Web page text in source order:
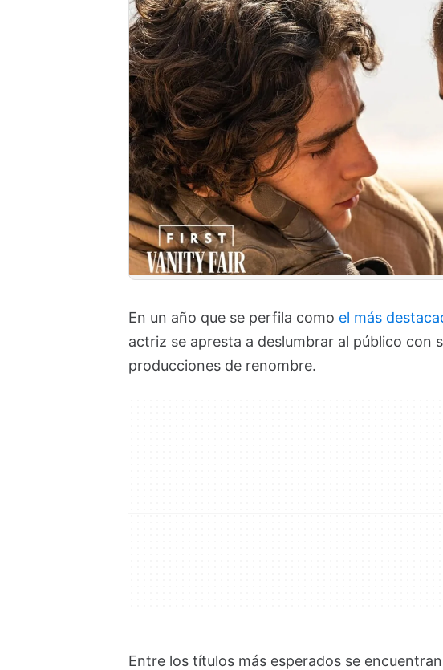
En un año que se perfila como el más
actriz se apresta a deslumbrar al público con
producciones de renombre.
Entre los títulos más esperados se encuentran